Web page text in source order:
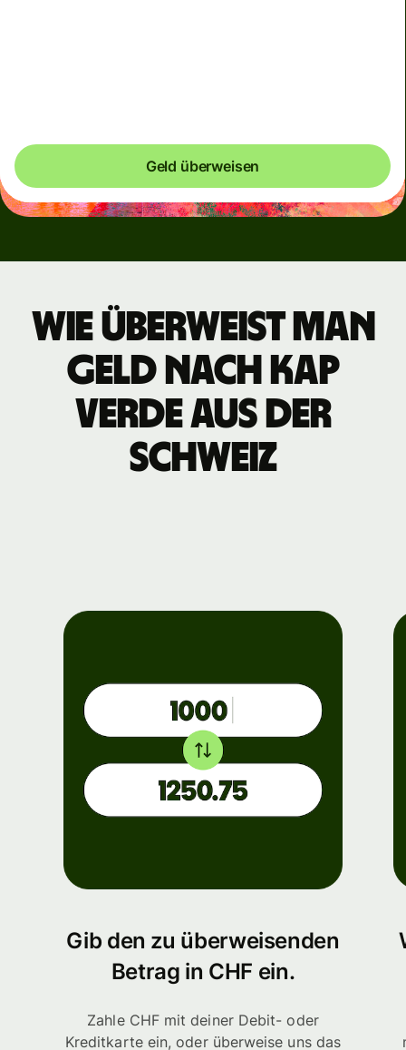
Geld überweisen
Wie überweist man
Geld nach Kap
Verde aus der
Schweiz
Gib den zu überweisenden
Betrag in CHF ein.
Zahle CHF mit deiner Debit- oder
Kreditkarte ein, oder überweise uns das